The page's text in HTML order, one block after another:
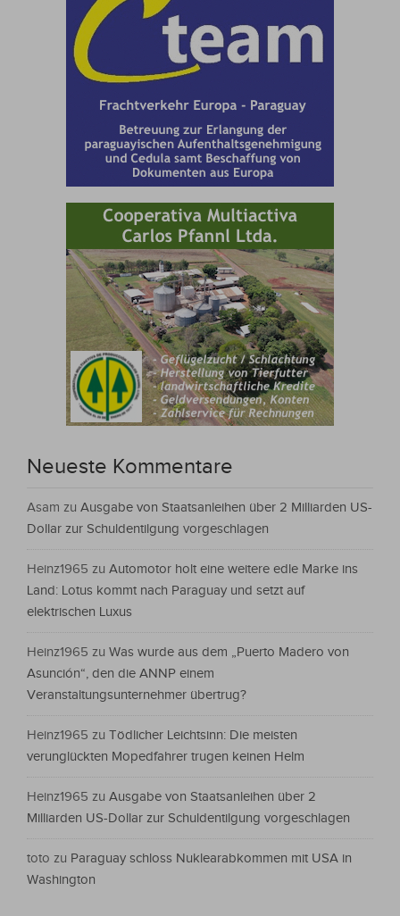
Neueste Kommentare
Asam zu Ausgabe von Staatsanleihen über 2 Milliarden US-
Dollar zur Schuldentilgung vorgeschlagen
Heinz1965 zu Automotor holt eine weitere edle Marke ins
Land: Lotus kommt nach Paraguay und setzt auf
elektrischen Luxus
Heinz1965 zu Was wurde aus dem „Puerto Madero von
Asunción“, den die ANNP einem
Veranstaltungsunternehmer übertrug?
Heinz1965 zu Tödlicher Leichtsinn: Die meisten
verunglückten Mopedfahrer trugen keinen Helm
Heinz1965 zu Ausgabe von Staatsanleihen über 2
Milliarden US-Dollar zur Schuldentilgung vorgeschlagen
toto zu Paraguay schloss Nuklearabkommen mit USA in
Washington